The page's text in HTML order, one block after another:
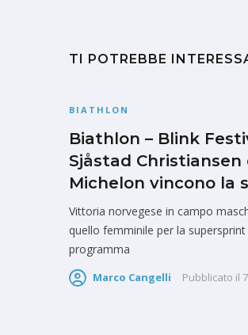
TI POTREBBE
BIATHLON
Biathlon – Blink
Sjåstad Christiansen
Michelon vincono la
Vittoria norvegese in campo
quello femminile per la
programma
Marco Cangelli Pubblicato il